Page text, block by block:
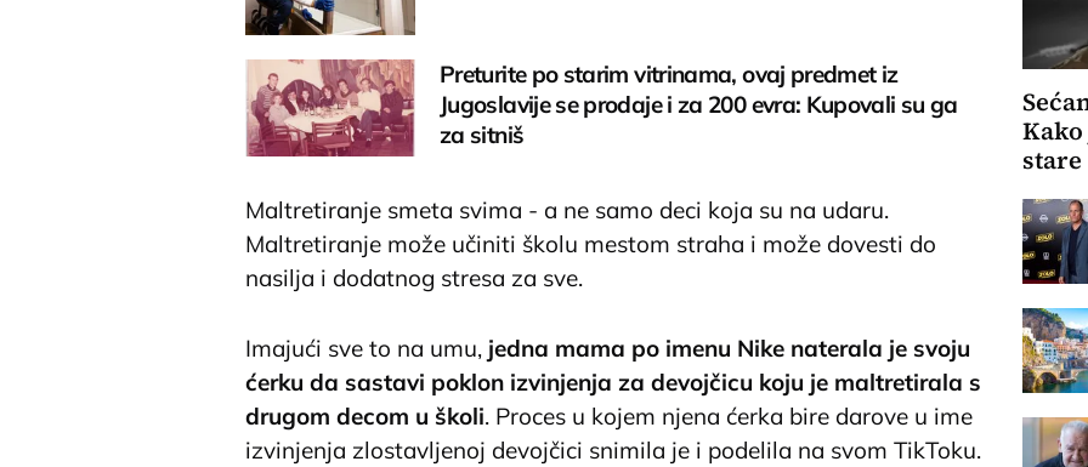
Preturite po starim vitrinama, ovaj predmet iz
Jugoslavije se prodaje i za 200 evra: Kupovali su ga
za sitniš
Maltretiranje smeta svima - a ne samo deci koja su na udaru.
Maltretiranje može učiniti školu mestom straha i može dovesti do
nasilja i dodatnog stresa za sve.
Imajući sve to na umu, jedna mama po imenu Nike naterala je svoju
ćerku da sastavi poklon izvinjenja za devojčicu koju je maltretirala s
drugom decom u školi. Proces u kojem njena ćerka bire darove u ime
izvinjenja zlostavljenoj devojčici snimila je i podelila na svom TikToku.
stare